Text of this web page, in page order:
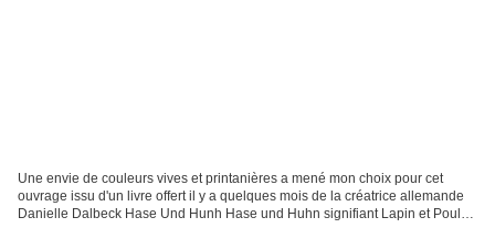
Une envie de couleurs vives et printanières a mené mon choix pour cet
ouvrage issu d'un livre offert il y a quelques mois de la créatrice allemande
Danielle Dalbeck Hase Und Hunh Hase und Huhn signifiant Lapin et Poulet,